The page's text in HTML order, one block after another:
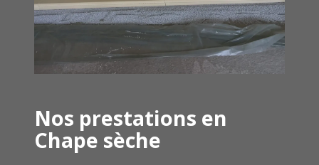
Nos prestations en
Chape sèche